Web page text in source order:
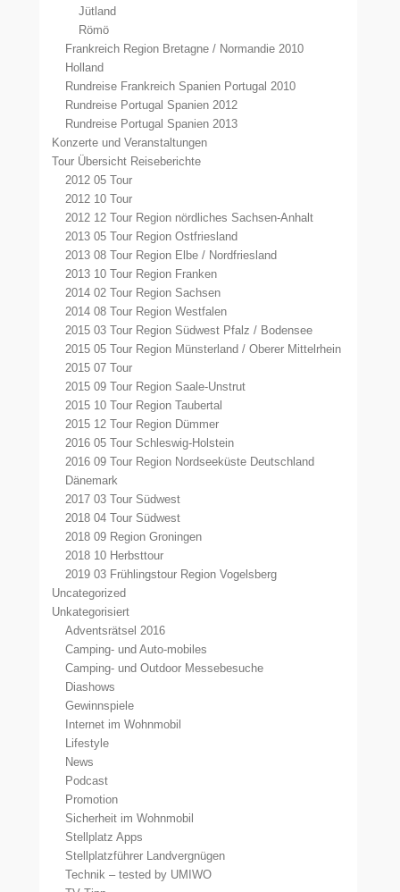
Jütland
Römö
Frankreich Region Bretagne / Normandie 2010
Holland
Rundreise Frankreich Spanien Portugal 2010
Rundreise Portugal Spanien 2012
Rundreise Portugal Spanien 2013
Konzerte und Veranstaltungen
Tour Übersicht Reiseberichte
2012 05 Tour
2012 10 Tour
2012 12 Tour Region nördliches Sachsen-Anhalt
2013 05 Tour Region Ostfriesland
2013 08 Tour Region Elbe / Nordfriesland
2013 10 Tour Region Franken
2014 02 Tour Region Sachsen
2014 08 Tour Region Westfalen
2015 03 Tour Region Südwest Pfalz / Bodensee
2015 05 Tour Region Münsterland / Oberer Mittelrhein
2015 07 Tour
2015 09 Tour Region Saale-Unstrut
2015 10 Tour Region Taubertal
2015 12 Tour Region Dümmer
2016 05 Tour Schleswig-Holstein
2016 09 Tour Region Nordseeküste Deutschland
Dänemark
2017 03 Tour Südwest
2018 04 Tour Südwest
2018 09 Region Groningen
2018 10 Herbsttour
2019 03 Frühlingstour Region Vogelsberg
Uncategorized
Unkategorisiert
Adventsrätsel 2016
Camping- und Auto-mobiles
Camping- und Outdoor Messebesuche
Diashows
Gewinnspiele
Internet im Wohnmobil
Lifestyle
News
Podcast
Promotion
Sicherheit im Wohnmobil
Stellplatz Apps
Stellplatzführer Landvergnügen
Technik – tested by UMIWO